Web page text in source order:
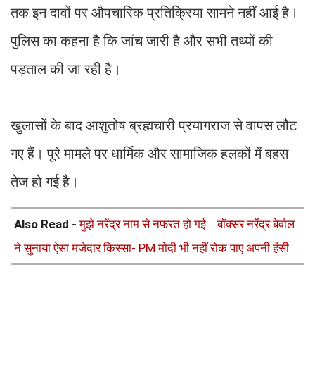
तक इन दावों पर औपचारिक प्रतिक्रिया सामने नहीं आई है।
पुलिस का कहना है कि जांच जारी है और सभी तथ्यों की
पड़ताल की जा रही है।
खुलासों के बाद आशुतोष ब्रह्मचारी प्रयागराज से वापस लौट
गए हैं। पूरे मामले पर धार्मिक और सामाजिक हलकों में बहस
तेज हो गई है।
Also Read -मुझे नरेंद्र नाम से नफरत हो गई... बॉक्सर नरेंद्र बेर्वाल
ने सुनाया ऐसा मजेदार किस्सा- PM मोदी भी नहीं रोक पाए अपनी हंसी